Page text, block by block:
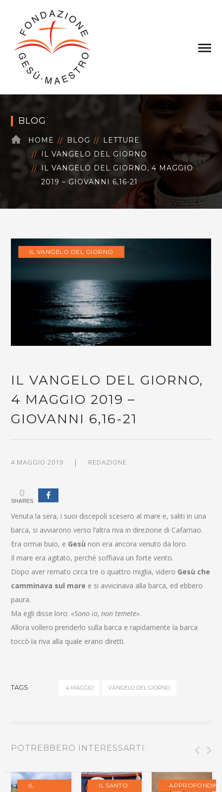
BLOG
HOME BLOG
LETTURE
IL VANGELO DEL GIORNO
IL VANGELO DEL GIORNO, 4 MAGGIO
2019 – GIOVANNI 6,16-21
IL VANGELO DEL GIORNO
IL VANGELO DEL GIORNO,
4 MAGGIO 2019 –
GIOVANNI 6,16-21
4 MAGGIO 2019 REDAZIONE
0
SHARES
Venuta la sera, i suoi discepoli scesero al mare e, saliti in una
barca, si avviarono verso l’altra riva in direzione di Cafarnao.
Era ormai buio, e Gesù non era ancora venuto da loro.
Il mare era agitato, perché soffiava un forte vento.
Dopo aver remato circa tre o quattro miglia, videro Gesù che
camminava sul mare e si avvicinava alla barca, ed ebbero
paura.
Ma egli disse loro:«Sono io, non temete».
Allora vollero prenderlo sulla barca e rapidamente la barca
toccò la riva alla quale erano diretti.
TAGS 4 MAGGIO VANGELO DEL GIORNO
POTREBBERO INTERESSARTI:
IL
IL SANTO